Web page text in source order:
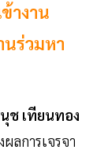
างาน
นร่วมหา
ช เทียนทอง
ผลการเจรจา